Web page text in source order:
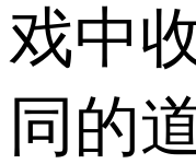
戏中
同的